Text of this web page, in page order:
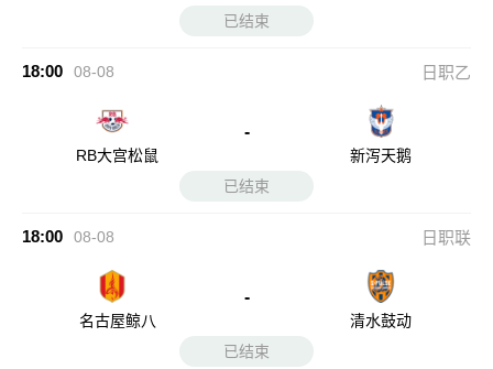
已结束
18:00 08-08 日职乙
RB大宫松鼠
-
新泻天鹅
已结束
18:00 08-08 日职联
名古屋鲸八
-
清水鼓动
已结束